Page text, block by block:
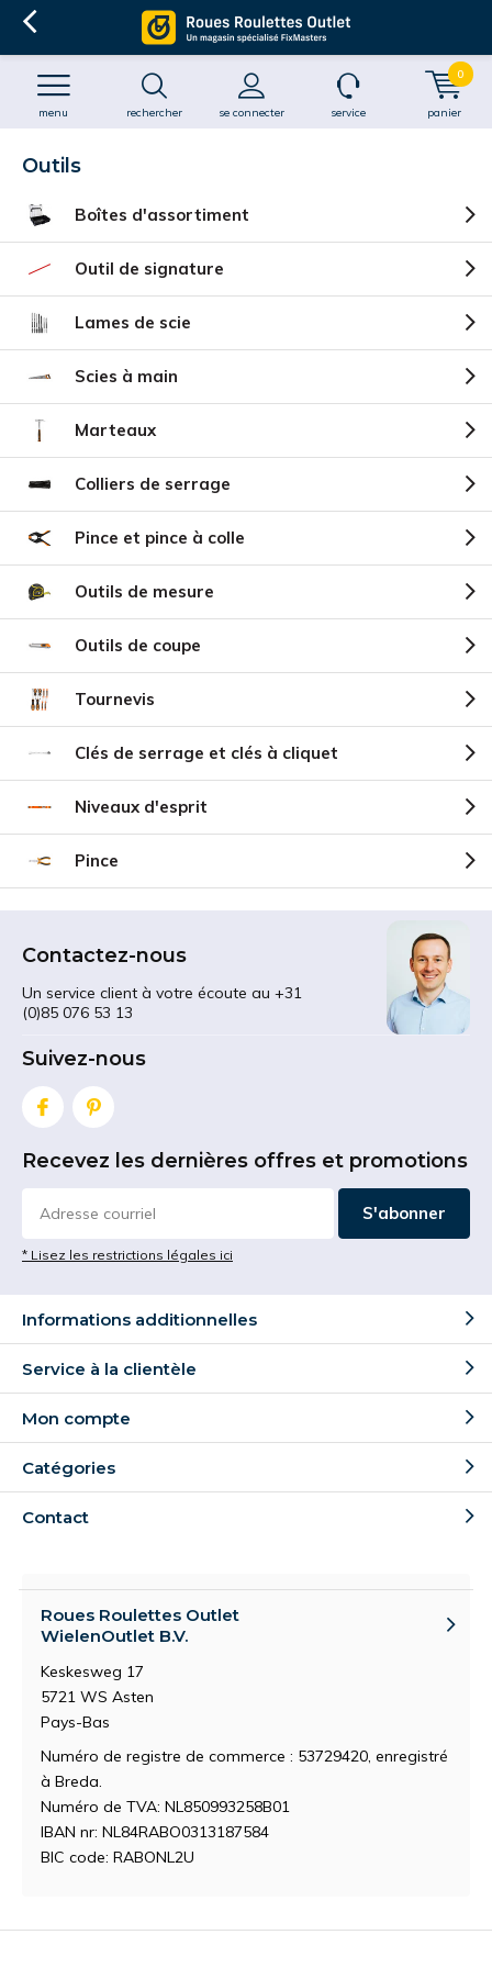
rechercher se connecter
menu service panier
0
Outils
Boîtes d'assortiment
Outil de signature
Lames de scie
Scies à main
Marteaux
Colliers de serrage
Pince et pince à colle
Outils de mesure
Outils de coupe
Tournevis
Clés de serrage et clés à cliquet
Niveaux d'esprit
Pince
Contactez-nous
Un service client à votre écoute au +31
(0)85 076 53 13
Suivez-nous
Recevez les dernières offres et promotions
S'abonner
* Lisez les restrictions légales ici
Informations additionnelles
Service à la clientèle
Mon compte
Catégories
Contact
Roues Roulettes Outlet
WielenOutlet B.V.
Keskesweg 17
5721 WS Asten
Pays-Bas
Numéro de registre de commerce : 53729420, enregistré
à Breda.
Numéro de TVA: NL850993258B01
IBAN nr: NL84RABO0313187584
BIC code: RABONL2U